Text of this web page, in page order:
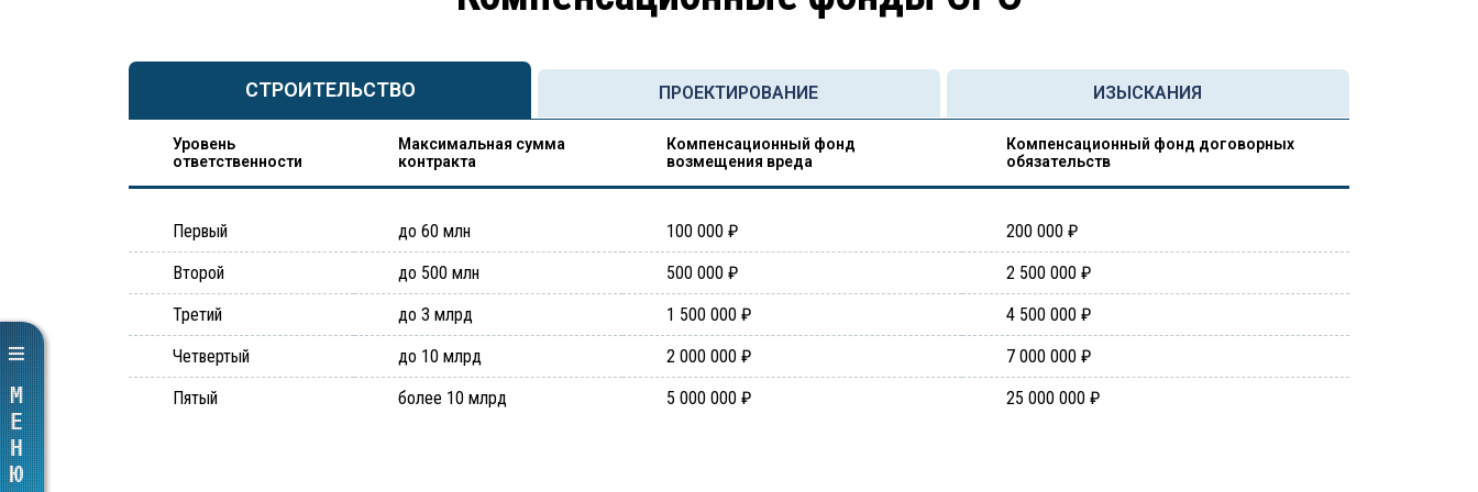
СТРОИТЕЛЬСТВО ПРОЕКТИРОВАНИЕ ИЗЫСКАНИЯ
Уровень
ответственности
Максимальная сумма
контракта
Компенсационный фонд
возмещения вреда
Компенсационный фонд договорных
обязательств
Первый до 60 млн 100 000 ₽
200 000 ₽
Второй
до 500 млн 500 000 ₽
2 500 000 ₽
Третий
до 3 млрд 1 500 000 ₽
4 500 000 ₽
Четвертый
до 10 млрд 2 000 000 ₽
7 000 000 ₽
Пятый
более 10 млрд 5 000 000 ₽ 25 000 000 ₽
МЕНЮ